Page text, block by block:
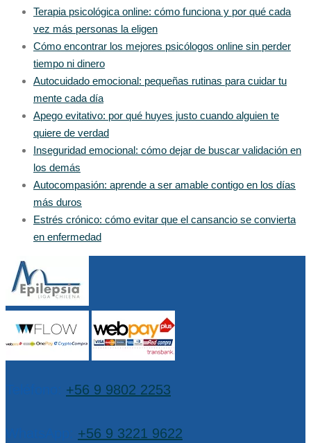
Terapia psicológica online: cómo funciona y por qué cada
vez más personas la eligen
Cómo encontrar los mejores psicólogos online sin perder
tiempo ni dinero
Autocuidado emocional: pequeñas rutinas para cuidar tu
mente cada día
Apego evitativo: por qué huyes justo cuando alguien te
quiere de verdad
Inseguridad emocional: cómo dejar de buscar validación en
los demás
Autocompasión: aprende a ser amable contigo en los días
más duros
Estrés crónico: cómo evitar que el cansancio se convierta
en enfermedad
+56 9 9802 2253
+56 9 3221 9622